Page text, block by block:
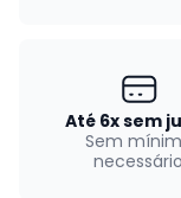
Até 6x sem
Sem
necessário